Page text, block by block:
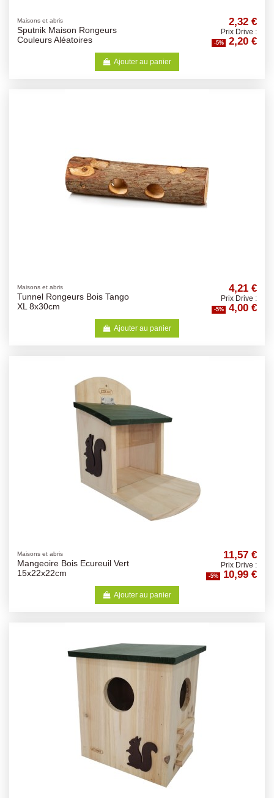
Maisons et abris
Sputnik Maison Rongeurs
Couleurs Aléatoires
2,32 €
Prix Drive :
-5% 2,20 €
Ajouter au panier
Maisons et abris
Tunnel Rongeurs Bois Tango
XL 8x30cm
4,21 €
Prix Drive :
-5% 4,00 €
Ajouter au panier
Maisons et abris
Mangeoire Bois Ecureuil Vert
15x22x22cm
11,57 €
Prix Drive :
-5% 10,99 €
Ajouter au panier